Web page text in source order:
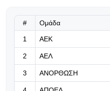
Ομόνοια:
άμυνας
# Ομάδα
1 ΑΕΚ
2 ΑΕΛ
3 ΑΝΟΡΘΩΣΗ